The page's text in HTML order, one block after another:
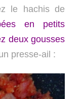
le hachis de
en petits
deux gousses
presse-ail :